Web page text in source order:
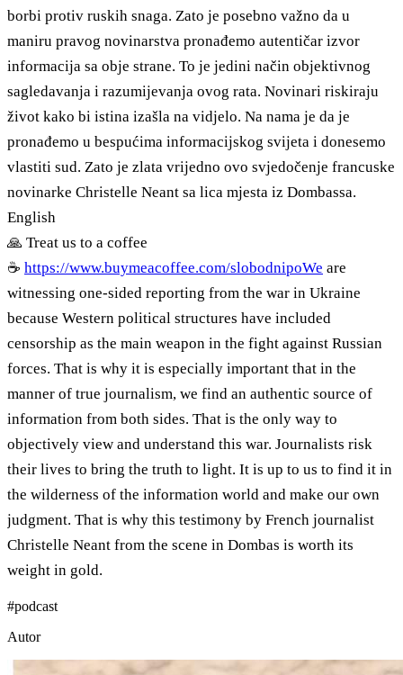
borbi protiv ruskih snaga. Zato je posebno važno da u
maniru pravog novinarstva pronađemo autentičar izvor
informacija sa obje strane. To je jedini način objektivnog
sagledavanja i razumijevanja ovog rata. Novinari riskiraju
život kako bi istina izašla na vidjelo. Na nama je da je
pronađemo u bespućima informacijskog svijeta i donesemo
vlastiti sud. Zato je zlata vrijedno ovo svjedočenje francuske
novinarke Christelle Neant sa lica mjesta iz Dombassa.
English
🙏 Treat us to a coffee
☕ https://www.buymeacoffee.com/slobodnipoWe are
witnessing one-sided reporting from the war in Ukraine
because Western political structures have included
censorship as the main weapon in the fight against Russian
forces. That is why it is especially important that in the
manner of true journalism, we find an authentic source of
information from both sides. That is the only way to
objectively view and understand this war. Journalists risk
their lives to bring the truth to light. It is up to us to find it in
the wilderness of the information world and make our own
judgment. That is why this testimony by French journalist
Christelle Neant from the scene in Dombas is worth its
weight in gold.
#podcast
Autor